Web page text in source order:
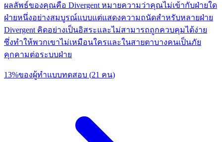
ผลลัพธ์ของคุณคือ Divergent หมายความว่าคุณไม่เข้ากับฝ่ายใด
ฝ่ายหนึ่งอย่างสมบูรณ์แบบแต่แสดงความถนัดสำหรับหลายฝ่าย
Divergent คิดอย่างเป็นอิสระและไม่สามารถถูกควบคุมได้ง่าย
ซึ่งทำให้พวกเขาไม่เหมือนใครและในสายตาบางคนเป็นภัย
คุกคามต่อระบบฝ่าย
13%ของผู้ทำแบบทดสอบ (21 คน)